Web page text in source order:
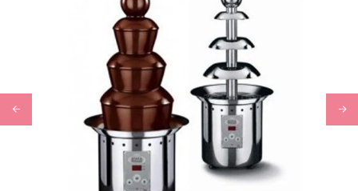
Previous